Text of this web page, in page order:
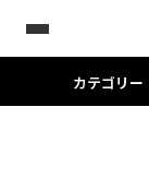
カテゴリー